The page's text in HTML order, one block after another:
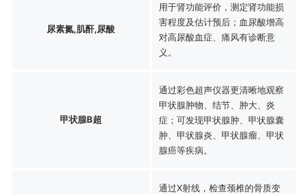
尿素氮,肌酐,尿酸
用于肾功能评价，测定肾功能损
害程度及估计预后；血尿酸增高
对高尿酸血症、痛风有诊断意
义。
甲状腺B超
通过彩色超声仪器更清晰地观察
甲状腺肿物、结节、肿大、炎
症；可发现甲状腺肿、甲状腺囊
肿、甲状腺炎、甲状腺瘤、甲状
腺癌等疾病。
通过X射线，检查颈椎的骨质变